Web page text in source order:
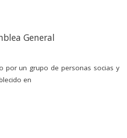
General
por un grupo de personas socias y
en